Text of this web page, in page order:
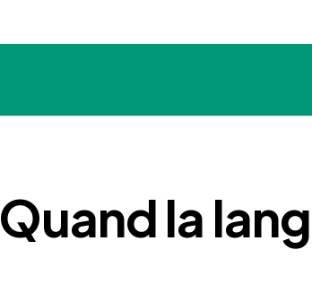
Quand la